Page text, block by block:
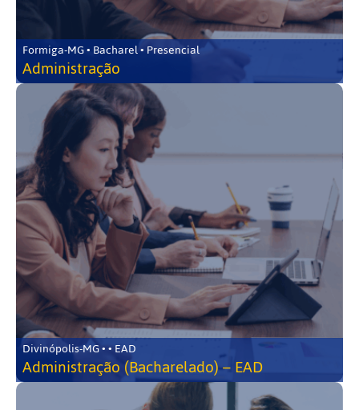
Formiga-MG • Bacharel • Presencial
Administração
Divinópolis-MG • • EAD
Administração (Bacharelado) – EAD